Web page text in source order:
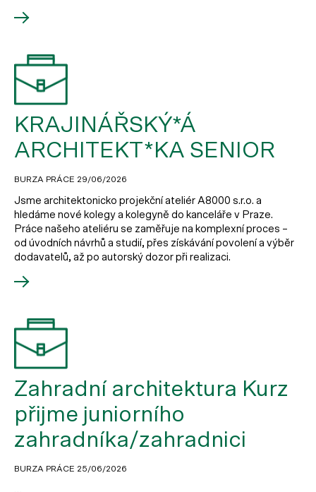
KRAJINÁŘSKÝ*Á
ARCHITEKT*KA SENIOR
BURZA PRÁCE 29/06/2026
Jsme architektonicko projekční ateliér A8000 s.r.o. a
hledáme nové kolegy a kolegyně do kanceláře v Praze.
Práce našeho ateliéru se zaměřuje na komplexní proces –
od úvodních návrhů a studií, přes získávání povolení a výběr
dodavatelů, až po autorský dozor při realizaci.
Zahradní architektura Kurz
přijme juniorního
zahradníka/zahradnici
BURZA PRÁCE 25/06/2026